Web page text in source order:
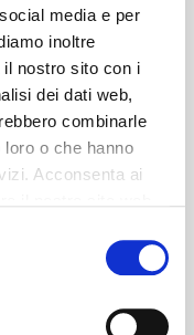
media e per
inoltre
nostro sito con i
dei dati web,
combinarle
o che hanno
Acconsenta ai